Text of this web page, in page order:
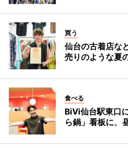
買う
仙台の古着店な
売りのような夏
食べる
BiVi仙台駅東口
ら鍋」看板に、